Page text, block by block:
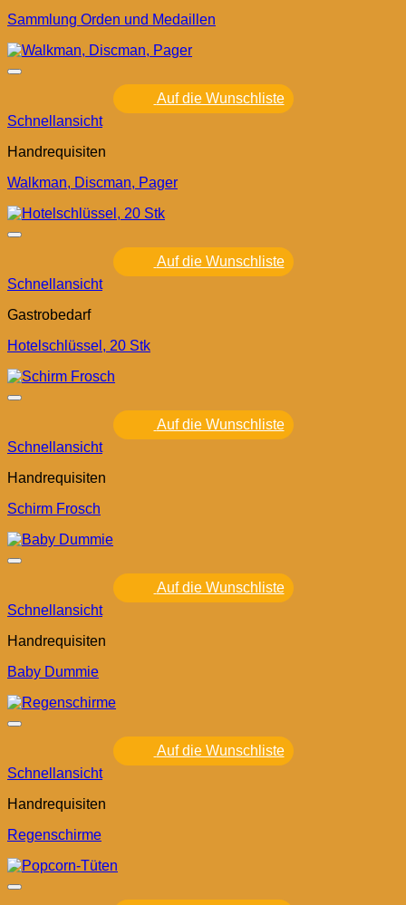
Sammlung Orden und Medaillen
Auf die Wunschliste
Schnellansicht
Handrequisiten
Walkman, Discman, Pager
Auf die Wunschliste
Schnellansicht
Gastrobedarf
Hotelschlüssel, 20 Stk
Auf die Wunschliste
Schnellansicht
Handrequisiten
Schirm Frosch
Auf die Wunschliste
Schnellansicht
Handrequisiten
Baby Dummie
Auf die Wunschliste
Schnellansicht
Handrequisiten
Regenschirme